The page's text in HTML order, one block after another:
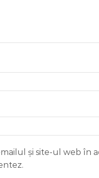
și site-ul web în